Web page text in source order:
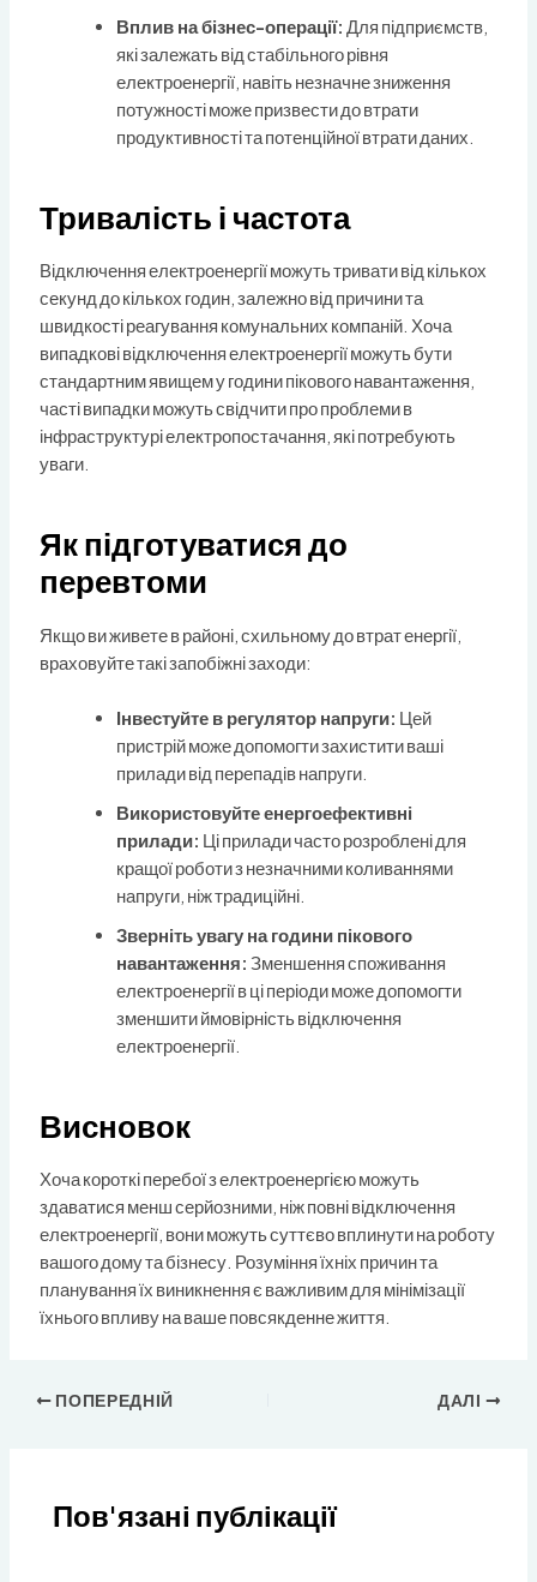
Вплив на бізнес-операції: Для підприємств,
які залежать від стабільного рівня
електроенергії, навіть незначне зниження
потужності може призвести до втрати
продуктивності та потенційної втрати даних.
Тривалість і частота
Відключення електроенергії можуть тривати від кількох
секунд до кількох годин, залежно від причини та
швидкості реагування комунальних компаній. Хоча
випадкові відключення електроенергії можуть бути
стандартним явищем у години пікового навантаження,
часті випадки можуть свідчити про проблеми в
інфраструктурі електропостачання, які потребують
уваги.
Як підготуватися до
перевтоми
Якщо ви живете в районі, схильному до втрат енергії,
враховуйте такі запобіжні заходи:
Інвестуйте в регулятор напруги: Цей
пристрій може допомогти захистити ваші
прилади від перепадів напруги.
Використовуйте енергоефективні
прилади: Ці прилади часто розроблені для
кращої роботи з незначними коливаннями
напруги, ніж традиційні.
Зверніть увагу на години пікового
навантаження: Зменшення споживання
електроенергії в ці періоди може допомогти
зменшити ймовірність відключення
електроенергії.
Висновок
Хоча короткі перебої з електроенергією можуть
здаватися менш серйозними, ніж повні відключення
електроенергії, вони можуть суттєво вплинути на роботу
вашого дому та бізнесу. Розуміння їхніх причин та
планування їх виникнення є важливим для мінімізації
їхнього впливу на ваше повсякденне життя.
ПОПЕРЕДНІЙ ДАЛІ
Пов'язані публікації